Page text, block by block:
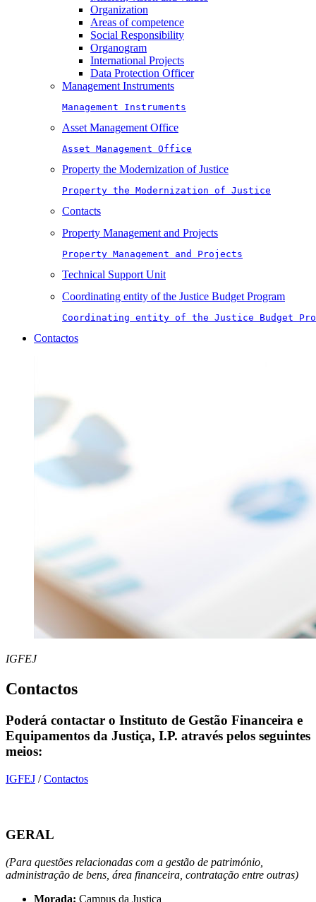
Organization
Areas of competence
Social Responsibility
Organogram
International Projects
Data Protection Officer
Management Instruments
Management Instruments
Asset Management Office
Asset Management Office
Property the Modernization of Justice
Property the Modernization of Justice
Contacts
Property Management and Projects
Property Management and Projects
Technical Support Unit
Coordinating entity of the Justice Budget Program
Coordinating entity of the Justice Budget
Contactos
IGFEJ
Contactos
Poderá contactar o Instituto de Gestão Financeira e
Equipamentos da Justiça, I.P. através pelos seguintes
meios:
IGFEJ /Contactos
GERAL
(Para questões relacionadas com a gestão de património,
administração de bens, área financeira, contratação entre outras)
Morada: ​Campus da Justiça